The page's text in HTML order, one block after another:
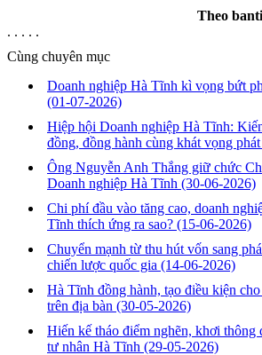
Theo
. . . . .
Cùng chuyên mục
Doanh nghiệp Hà Tĩnh kì vọng bứt
(01-07-2026)
Hiệp hội Doanh nghiệp Hà Tĩnh:
đồng, đồng hành cùng khát vọng
Ông Nguyễn Anh Thắng giữ chức
Doanh nghiệp Hà Tĩnh (30-06-2026)
Chi phí đầu vào tăng cao, doanh
Tĩnh thích ứng ra sao? (15-06-2026)
Chuyển mạnh từ thu hút vốn sang
chiến lược quốc gia (14-06-2026)
Hà Tĩnh đồng hành, tạo điều kiện
trên địa bàn (30-05-2026)
Hiến kế tháo điểm nghẽn, khơi thông
tư nhân Hà Tĩnh (29-05-2026)